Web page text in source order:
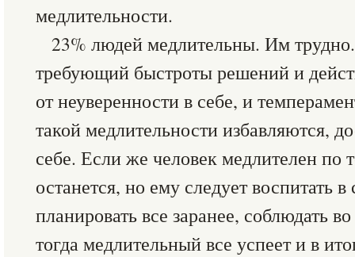
медлительности.
23% людей медлительны. Им
требующий быстроты решений и
от неуверенности в себе, и
такой медлительности избавляются,
себе. Если же человек медлителен по
останется, но ему следует воспитать
планировать все заранее, соблюдать
тогда медлительный все успеет и в